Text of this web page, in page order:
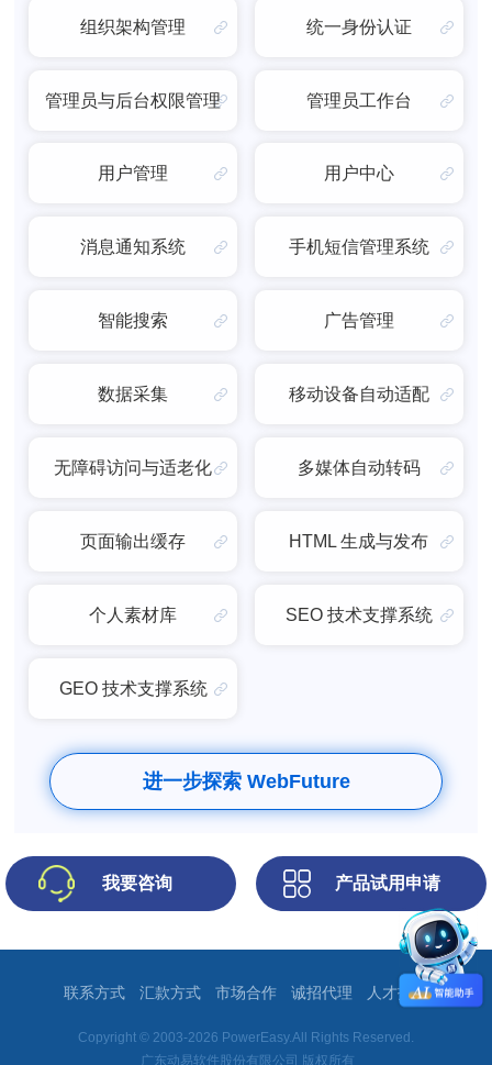
组织架构管理 统一身份认证
管理员与后台权限管理 管理员工作台
用户管理 用户中心
消息通知系统 手机短信管理系统
智能搜索 广告管理
数据采集 移动设备自动适配
无障碍访问与适老化 多媒体自动转码
页面输出缓存 HTML 生成与发布
个人素材库 SEO 技术支撑系统
GEO 技术支撑系统
进一步探索 WebFuture
我要咨询 产品试用申请
联系方式 汇款方式 市场合作 诚招代理 人才招聘
Copyright © 2003-2026 PowerEasy.All Rights Reserved.
广东动易软件股份有限公司 版权所有